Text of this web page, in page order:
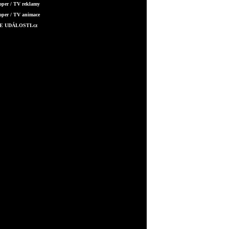
/ TV reklamy
/ TV animace
UDÁLOSTI.cz